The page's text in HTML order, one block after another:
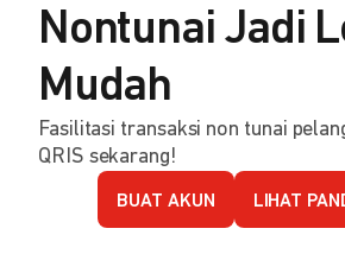
Nontunai Jadi
Mudah
Fasilitasi transaksi non tunai
QRIS sekarang!
BUAT AKUN LIHAT